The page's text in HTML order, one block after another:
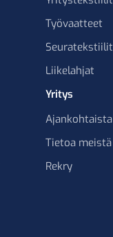
Työvaatteet
Seuratekstiilit
Liikelahjat
Yritys
Ajankohtaista
Tietoa meistä
Rekry